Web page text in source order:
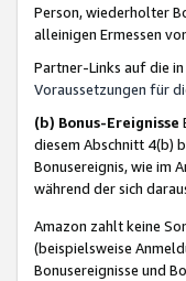
Person, wiederholter
alleinigen Ermessen
Partner-Links auf die
Voraussetzungen für
(b) Bonus-Ereignisse
diesem Abschnitt 4(b)
Bonusereignis, wie im
während der sich
Amazon zahlt keine
(beispielsweise
Bonusereignisse und